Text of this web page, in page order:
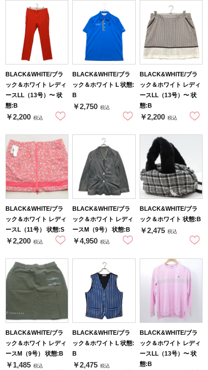
BLACK&WHITE/ブラ
ック＆ホワイト レディ
ースLL（13号）〜 状
態:B
￥2,200 税込
BLACK&WHITE/ブラ
ック＆ホワイト L 状態:
B
￥2,750 税込
BLACK&WHITE/ブラ
ック＆ホワイト レディ
ースLL（13号）〜 状
態:B
￥2,200 税込
BLACK&WHITE/ブラ
ック＆ホワイト レディ
ースL（11号） 状態:S
￥2,200 税込
BLACK&WHITE/ブラ
ック＆ホワイト レディ
ースM（9号） 状態:B
￥4,950 税込
BLACK&WHITE/ブラ
ック＆ホワイト 状態:B
￥2,475 税込
BLACK&WHITE/ブラ
ック＆ホワイト レディ
ースM（9号） 状態:B
￥1,485 税込
BLACK&WHITE/ブラ
ック＆ホワイト L 状態:
B
￥2,475 税込
BLACK&WHITE/ブラ
ック＆ホワイト レディ
ースLL（13号）〜 状
態:B